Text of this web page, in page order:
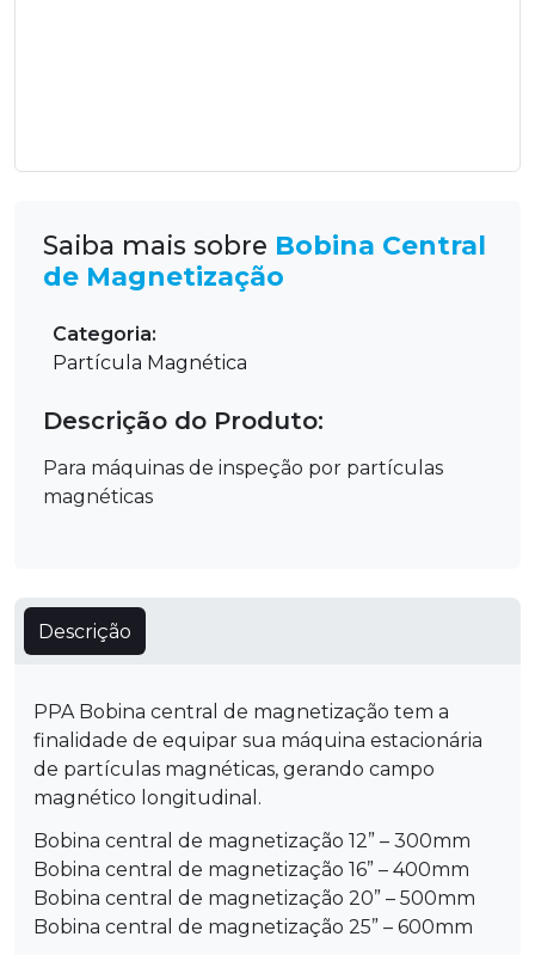
Saiba mais sobre Bobina Central
de Magnetização
Categoria:
Partícula Magnética
Descrição do Produto:
Para máquinas de inspeção por partículas
magnéticas
Descrição
PPA Bobina central de magnetização tem a
finalidade de equipar sua máquina estacionária
de partículas magnéticas, gerando campo
magnético longitudinal.
Bobina central de magnetização 12” – 300mm
Bobina central de magnetização 16” – 400mm
Bobina central de magnetização 20” – 500mm
Bobina central de magnetização 25” – 600mm